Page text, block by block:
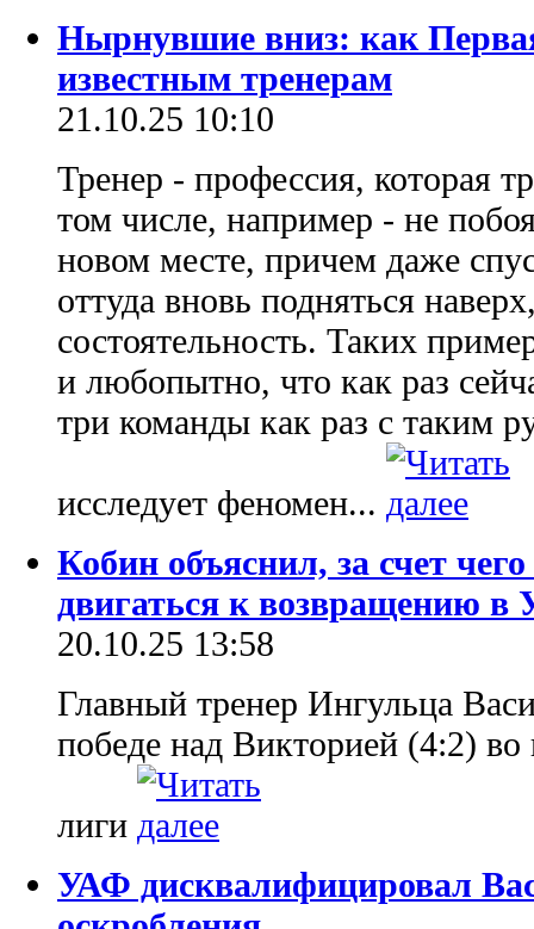
Нырнувшие вниз: как
известным тренерам
21.10.25 10:10
Тренер - профессия, которая
том числе, например - не
новом месте, причем даже
оттуда вновь подняться
состоятельность. Таких
и любопытно, что как раз
три команды как раз с таким
исследует феномен...
Кобин объяснил, за счет
двигаться к возвращению
20.10.25 13:58
Главный тренер Ингульца
победе над Викторией (4:2)
лиги
УАФ дисквалифицировал